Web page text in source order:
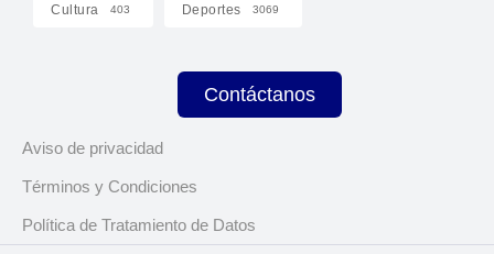
Cultura 403 Deportes 3069
Contáctanos
Aviso de privacidad
Términos y Condiciones
Política de Tratamiento de Datos